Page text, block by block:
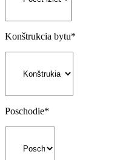
Konštrukcia bytu*
Poschodie*